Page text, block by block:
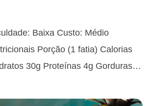
Baixa Custo: Médio
Porção (1 fatia) Calorias
30g Proteínas 4g Gorduras…